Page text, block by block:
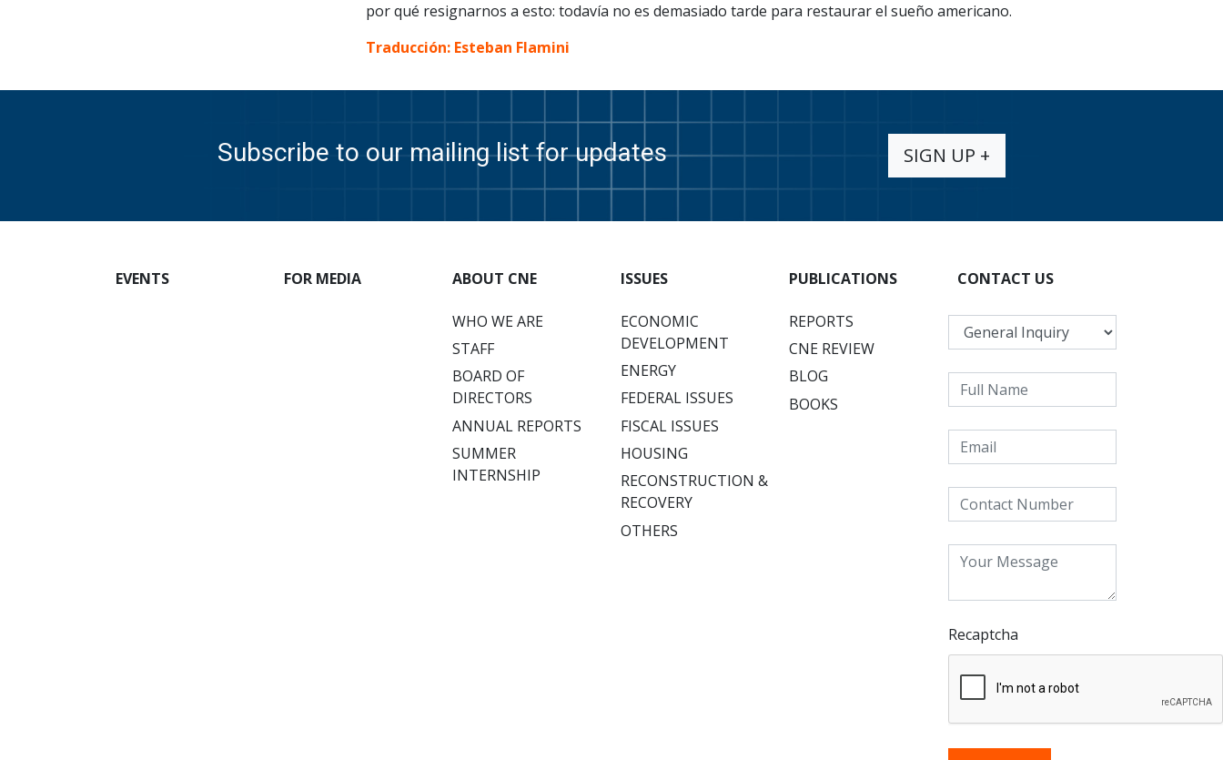
por qué resignarnos a esto: todavía no es demasiado tarde para restaurar el sueño americano.
Traducción: Esteban Flamini
Subscribe to our mailing list for updates SIGN UP +
EVENTS FOR MEDIA ABOUT CNE
WHO WE ARE
STAFF
BOARD OF
DIRECTORS
ANNUAL REPORTS
SUMMER
INTERNSHIP
ISSUES
ECONOMIC
DEVELOPMENT
ENERGY
FEDERAL ISSUES
FISCAL ISSUES
HOUSING
RECONSTRUCTION &
RECOVERY
OTHERS
PUBLICATIONS
REPORTS
CNE REVIEW
BLOG
BOOKS
CONTACT US
Recaptcha